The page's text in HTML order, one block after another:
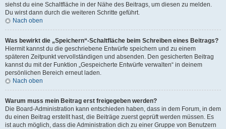
siehst du eine Schaltfläche in der Nähe des Beitrags, um diesen zu melden.
Du wirst dann durch die weiteren Schritte geführt.
Nach oben
Was bewirkt die „Speichern“-Schaltfläche beim Schreiben eines Beitrags?
Hiermit kannst du die geschriebene Entwürfe speichern und zu einem
späteren Zeitpunkt vervollständigen und absenden. Den gesicherten Beitrag
kannst du mit der Funktion „Gespeicherte Entwürfe verwalten“ in deinem
persönlichen Bereich erneut laden.
Nach oben
Warum muss mein Beitrag erst freigegeben werden?
Die Board-Administration kann entschieden haben, dass in dem Forum, in dem
du einen Beitrag erstellt hast, die Beiträge zuerst geprüft werden müssen. Es
ist auch möglich, dass die Administration dich zu einer Gruppe von Benutzern